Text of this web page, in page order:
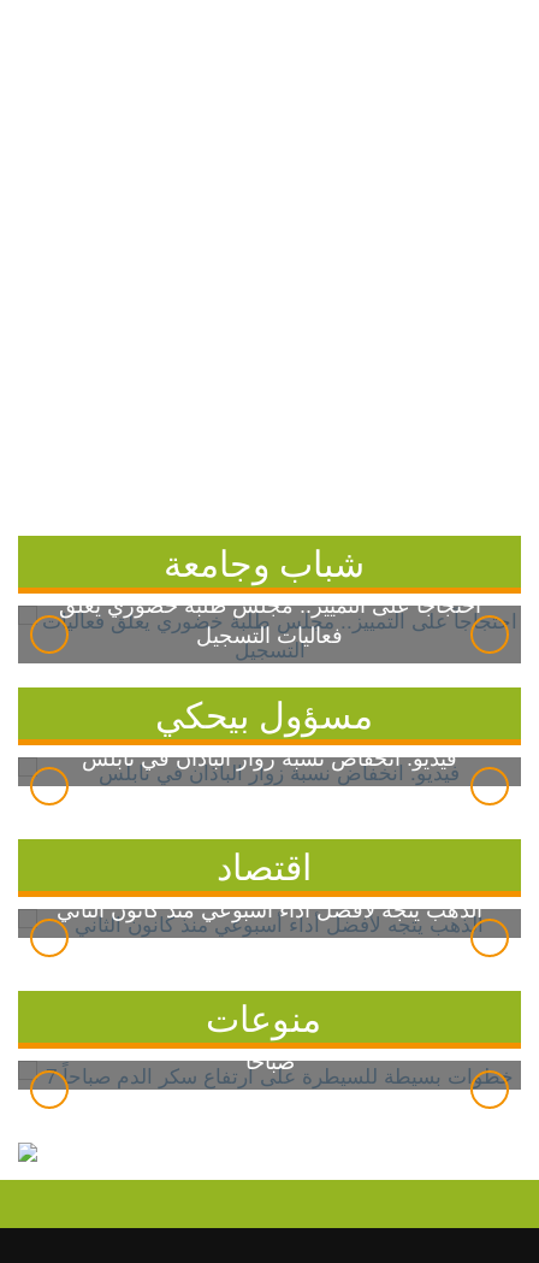
شباب وجامعة
احتجاجاً على التمييز.. مجلس طلبة خضوري يعلق
فعاليات التسجيل
مسؤول بيحكي
فيديو: انخفاض نسبة زوار الباذان في نابلس
اقتصاد
الذهب يتجه لأفضل أداء أسبوعي منذ كانون الثاني
منوعات
7 خطوات بسيطة للسيطرة على ارتفاع سكر الدم
صباحاً